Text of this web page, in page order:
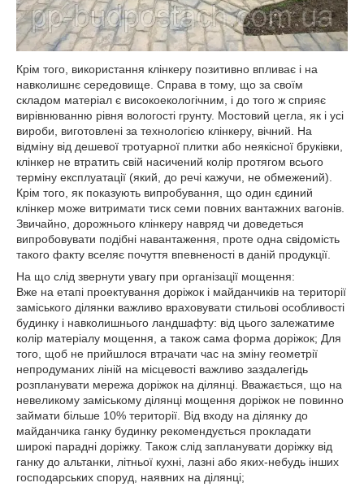
Крім того, використання клінкеру позитивно впливає і на
навколишнє середовище. Справа в тому, що за своїм
складом матеріал є високоекологічним, і до того ж сприяє
вирівнюванню рівня вологості грунту. Мостовий цегла, як і усі
вироби, виготовлені за технологією клінкеру, вічний. На
відміну від дешевої тротуарної плитки або неякісної бруківки,
клінкер не втратить свій насичений колір протягом всього
терміну експлуатації (який, до речі кажучи, не обмежений).
Крім того, як показують випробування, що один єдиний
клінкер може витримати тиск семи повних вантажних вагонів.
Звичайно, дорожнього клінкеру навряд чи доведеться
випробовувати подібні навантаження, проте одна свідомість
такого факту вселяє почуття впевненості в даній продукції.
На що слід звернути увагу при організації мощення:
Вже на етапі проектування доріжок і майданчиків на території
заміського ділянки важливо враховувати стильові особливості
будинку і навколишнього ландшафту: від цього залежатиме
колір матеріалу мощення, а також сама форма доріжок; Для
того, щоб не прийшлося втрачати час на зміну геометрії
непродуманих ліній на місцевості важливо заздалегідь
розпланувати мережа доріжок на ділянці. Вважається, що на
невеликому заміському ділянці мощення доріжок не повинно
займати більше 10% території. Від входу на ділянку до
майданчика ганку будинку рекомендується прокладати
широкі парадні доріжку. Також слід запланувати доріжку від
ганку до альтанки, літньої кухні, лазні або яких-небудь інших
господарських споруд, наявних на ділянці;